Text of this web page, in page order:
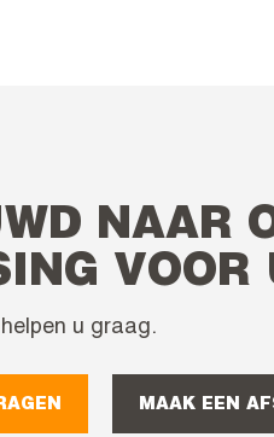
NAAR
VOOR
u graag.
MAAK EEN